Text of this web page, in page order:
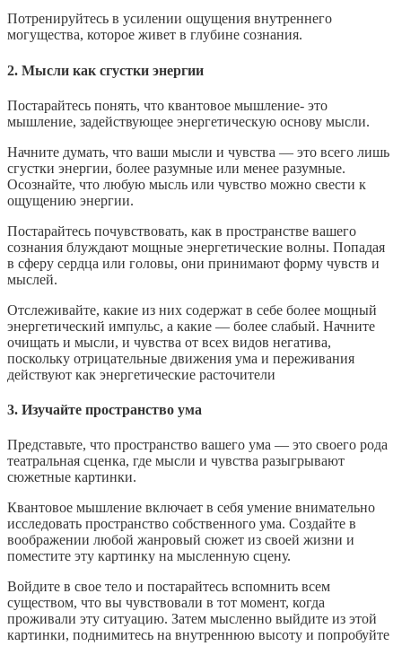
Потренируйтесь в усилении ощущения внутреннего
могущества, которое живет в глубине сознания.
2. Мысли как сгустки энергии
Постарайтесь понять, что квантовое мышление- это
мышление, задействующее энергетическую основу мысли.
Начните думать, что ваши мысли и чувства — это всего лишь
сгустки энергии, более разумные или менее разумные.
Осознайте, что любую мысль или чувство можно свести к
ощущению энергии.
Постарайтесь почувствовать, как в пространстве вашего
сознания блуждают мощные энергетические волны. Попадая
в сферу сердца или головы, они принимают форму чувств и
мыслей.
Отслеживайте, какие из них содержат в себе более мощный
энергетический импульс, а какие — более слабый. Начните
очищать и мысли, и чувства от всех видов негатива,
поскольку отрицательные движения ума и переживания
действуют как энергетические расточители
3. Изучайте пространство ума
Представьте, что пространство вашего ума — это своего рода
театральная сценка, где мысли и чувства разыгрывают
сюжетные картинки.
Квантовое мышление включает в себя умение внимательно
исследовать пространство собственного ума. Создайте в
воображении любой жанровый сюжет из своей жизни и
поместите эту картинку на мысленную сцену.
Войдите в свое тело и постарайтесь вспомнить всем
существом, что вы чувствовали в тот момент, когда
проживали эту ситуацию. Затем мысленно выйдите из этой
картинки, поднимитесь на внутреннюю высоту и попробуйте